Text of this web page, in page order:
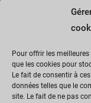
Pour offrir les
que les cookies pour
Le fait de consentir à
données telles que le
site. Le fait de ne pas